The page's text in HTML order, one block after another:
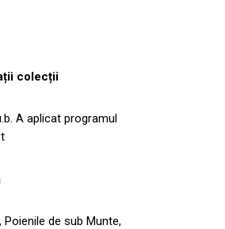
colecții
A aplicat programul
Poienile de sub Munte,